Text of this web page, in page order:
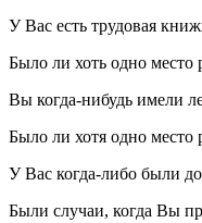
У Вас есть трудовая
Было ли хоть одно место
Вы когда-нибудь имели
Было ли хотя одно место
У Вас когда-либо были
Были случаи, когда Вы